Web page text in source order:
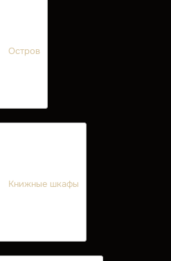
Остров
Книжные шкафы